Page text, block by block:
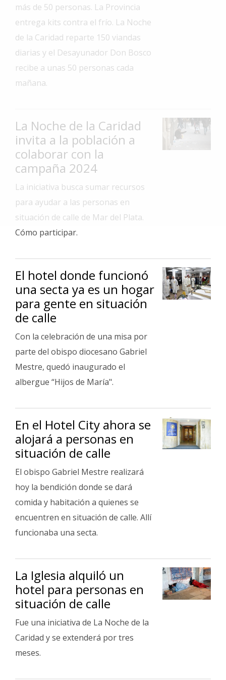
General
La
Ciudad
Deportes
Policiales
Cartelera
Fotos
de
Familia
Clasificados
Fúnebres
más de 50 personas. La Provincia
entrega kits contra el frío. La Noche
de la Caridad reparte 150 viandas
diarias y el Desayunador Don Bosco
recibe a unas 50 personas cada
mañana.
La Noche de la Caridad
invita a la población a
colaborar con la
campaña 2024
La iniciativa busca sumar recursos
para ayudar a las personas en
situación de calle de Mar del Plata.
Cómo participar.
El hotel donde funcionó
una secta ya es un hogar
para gente en situación
de calle
Con la celebración de una misa por
parte del obispo diocesano Gabriel
Mestre, quedó inaugurado el
albergue “Hijos de María".
En el Hotel City ahora se
alojará a personas en
situación de calle
El obispo Gabriel Mestre realizará
hoy la bendición donde se dará
comida y habitación a quienes se
encuentren en situación de calle. Allí
funcionaba una secta.
La Iglesia alquiló un
hotel para personas en
situación de calle
Fue una iniciativa de La Noche de la
Caridad y se extenderá por tres
meses.